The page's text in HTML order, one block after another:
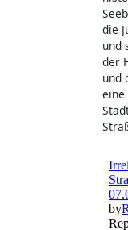
die
und
der
und
eine